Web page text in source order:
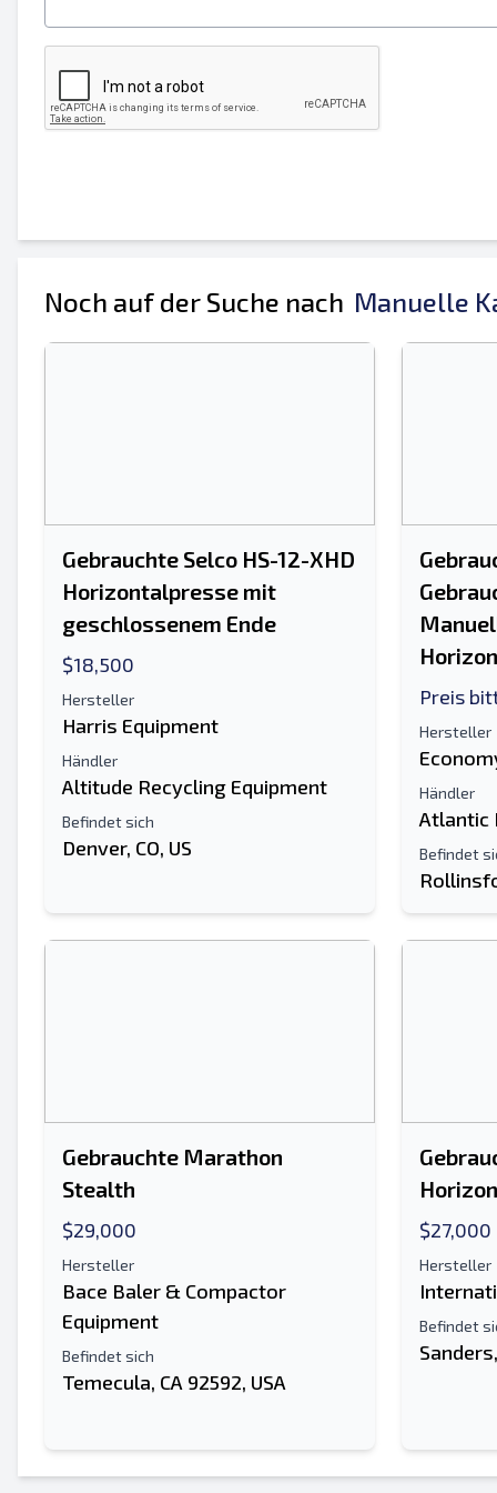
Handy, Mobiltelefon
Noch auf der Suche nach Manuelle
Gebrauchte Selco HS-12-XHD
Horizontalpresse mit
geschlossenem Ende
$18,500
Hersteller
Harris Equipment
Händler
Altitude Recycling Equipment
Befindet sich
Denver, CO, US
Preis
Hersteller
Händler
Atlantic
Befindet
Gebrauchte Marathon
Stealth
$29,000
Hersteller
Bace Baler & Compactor
Equipment
Befindet sich
Temecula, CA 92592, USA
$27,000
Hersteller
Befindet
zusätzliche Information